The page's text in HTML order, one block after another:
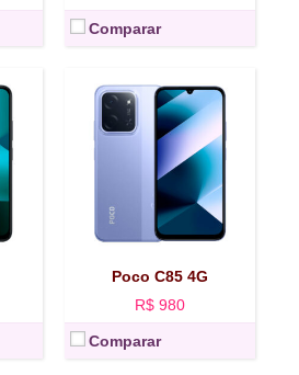
Comparar
Poco C85 4G
R$ 980
Comparar